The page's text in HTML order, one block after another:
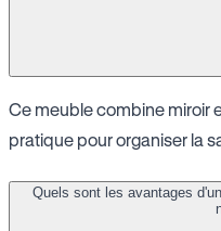
Ce meuble combine miroir
pratique pour organiser la
Quels sont les avantages